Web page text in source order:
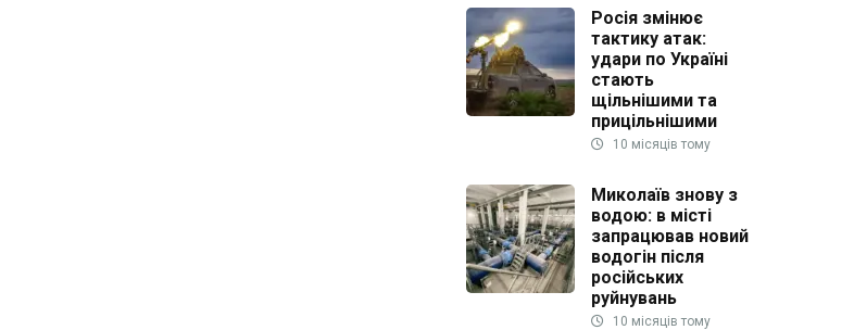
Росія змінює
тактику атак:
удари по Україні
стають
щільнішими та
прицільнішими
10 місяців тому
Миколаїв знову з
водою: в місті
запрацював новий
водогін після
російських
руйнувань
10 місяців тому